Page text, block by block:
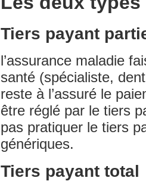
Tiers payant
l’assurance maladie
santé (spécialiste,
reste à l’assuré le
être réglé par le tiers
pas pratiquer le tiers
génériques.
Tiers payant total